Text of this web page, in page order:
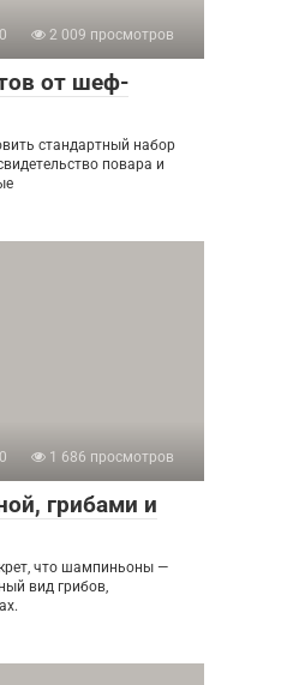
0 2 009 просмотров
от шеф-
стандартный набор
повара и
0 1 686 просмотров
грибами и
что шампиньоны —
вид грибов,